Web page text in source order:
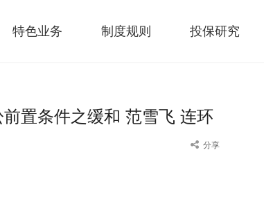
特色业务 制度规则 投保研究
置条件之缓和 范雪飞 连环
分享